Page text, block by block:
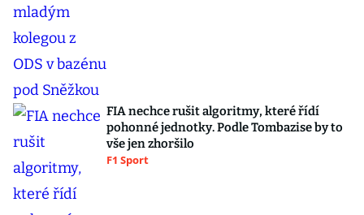
FIA nechce rušit algoritmy, které řídí
pohonné jednotky. Podle Tombazise by to
vše jen zhoršilo
F1 Sport